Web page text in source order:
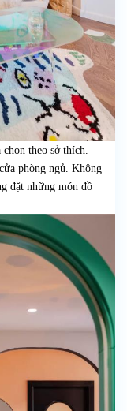
theo sở thích.
phòng ngủ. Không
đặt những món đồ